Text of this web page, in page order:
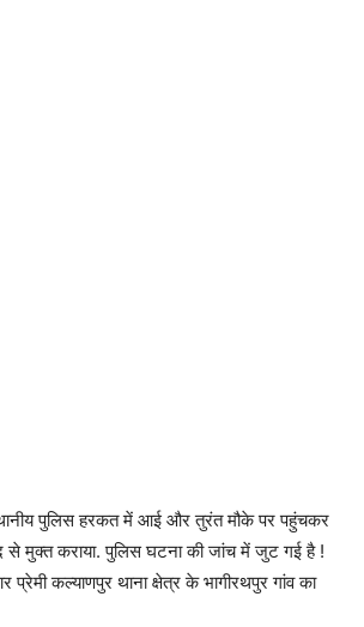
स्थानीय पुलिस हरकत में आई और तुरंत मौके पर पहुंचकर
से मुक्त कराया. पुलिस घटना की जांच में जुट गई है !
प्रेमी कल्याणपुर थाना क्षेत्र के भागीरथपुर गांव का